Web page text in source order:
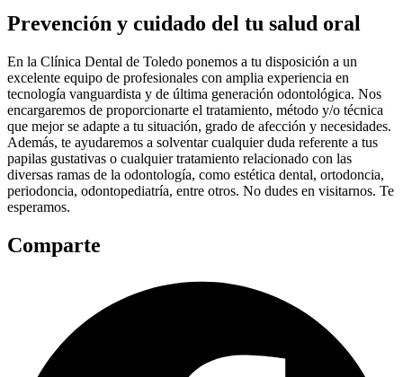
Prevención y cuidado del tu salud oral
En la Clínica Dental de Toledo ponemos a tu disposición a un
excelente equipo de profesionales con amplia experiencia en
tecnología vanguardista y de última generación odontológica. Nos
encargaremos de proporcionarte el tratamiento, método y/o técnica
que mejor se adapte a tu situación, grado de afección y necesidades.
Además, te ayudaremos a solventar cualquier duda referente a tus
papilas gustativas o cualquiertratamiento relacionado con las
diversas ramas de la odontología, como estética dental, ortodoncia,
periodoncia, odontopediatría, entre otros. No dudes en visitarnos. Te
esperamos.
Comparte